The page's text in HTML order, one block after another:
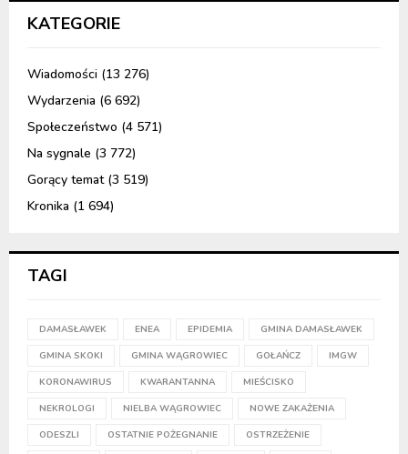
KATEGORIE
Wiadomości (13 276)
Wydarzenia (6 692)
Społeczeństwo (4 571)
Na sygnale (3 772)
Gorący temat(3 519)
Kronika (1 694)
TAGI
DAMASŁAWEK ENEA EPIDEMIA GMINA DAMASŁAWEK
GMINA SKOKI GMINA WĄGROWIEC GOŁAŃCZ IMGW
KORONAWIRUS KWARANTANNA MIEŚCISKO
NEKROLOGI NIELBA WĄGROWIEC NOWE ZAKAŻENIA
ODESZLI OSTATNIE POŻEGNANIE OSTRZEŻENIE